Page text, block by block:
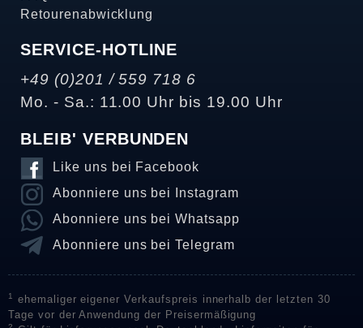
Retourenabwicklung
SERVICE-HOTLINE
+49 (0)201 / 559 718 6
Mo. - Sa.: 11.00 Uhr bis 19.00 Uhr
BLEIB' VERBUNDEN
Like uns bei Facebook
Abonniere uns bei Instagram
Abonniere uns bei Whatsapp
Abonniere uns bei Telegram
1
ehemaliger eigener Verkaufspreis innerhalb der letzten 30
Tage vor der Anwendung der Preisermäßigung